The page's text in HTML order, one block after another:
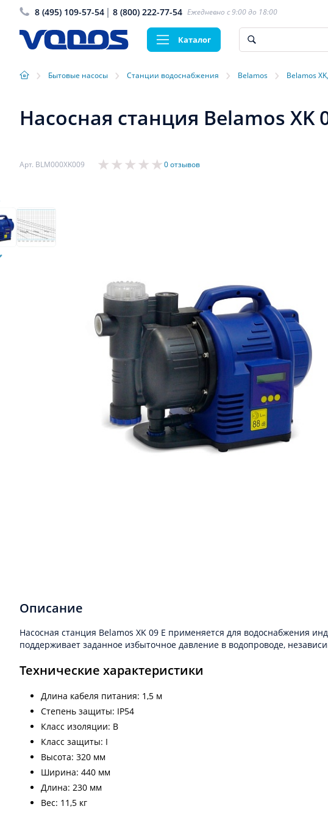
8 (495) 109-57-54 8 (800) 222-77-54 Ежедневно с 9:00 до 18:00
Каталог
› Бытовые насосы › Станции водоснабжения › Belamos › Belamos
Насосная станция Belamos XK
Арт. BLM000XK009 0 отзывов
Описание
Насосная станция Belamos XK 09 E применяется для водоснабжения
поддерживает заданное избыточное давление в водопроводе,
Технические характеристики
Длина кабеля питания: 1,5 м
Степень защиты: IP54
Класс изоляции: B
Класс защиты: I
Высота: 320 мм
Ширина: 440 мм
Длина: 230 мм
Вес: 11,5 кг